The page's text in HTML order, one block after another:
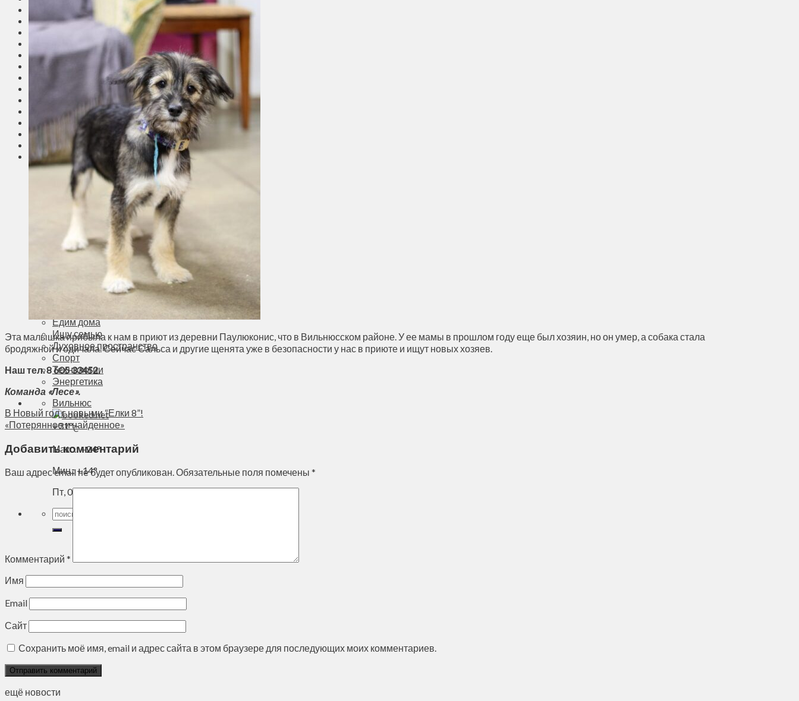
Общество
Мнения
Вильнюс
Висагинас
Регионы
Выбор читателей
Калейдоскоп
Армия
Сейм Литвы
Больше
Фоторепортаж
Туризм
ЛК рекомендует
Сеньорам
Здравоохранение
Экология
Происшествия
Выборы
Едим дома
Ищу семью
Духовное пространство
Спорт
Технологии
Энергетика
Вильнюс
+31°C
Макс.:+24°
Мин.:+14°
Пт, 07.08.2026
Эта малышка прибыла к нам в приют из деревни Паулюконис, что в Вильнюсском районе. У ее мамы в прошлом году еще был хозяин, но он умер, а собака стала
бродяжной и одичала. Сейчас Сальса и другие щенята уже в безопасности у нас в приюте и ищут новых хозяев.
Наш тел. 8 605 33452.
Команда «Лесе».
В Новый год с новыми “Елки 8”!
«Потерянное и найденное»
Добавить комментарий
Ваш адрес email не будет опубликован.Обязательные поля помечены *
Комментарий *
Имя
Email
Сайт
Сохранить моё имя, email и адрес сайта в этом браузере для последующих моих комментариев.
ещё новости